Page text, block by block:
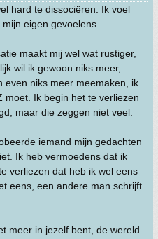
hard te dissociëren. Ik voel
eigen gevoelens.
maakt mij wel wat rustiger,
wil ik gewoon niks meer,
even niks meer meemaken, ik
moet. Ik begin het te verliezen
maar die zeggen niet veel.
iemand mijn gedachten
Ik heb vermoedens dat ik
verliezen dat heb ik wel eens
eens, een andere man schrijft
meer in jezelf bent, de wereld